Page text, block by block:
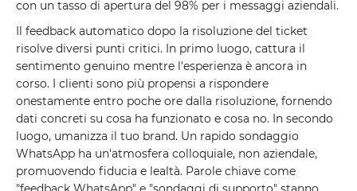
con un tasso di apertura del 98% per i messaggi aziendali.
Il feedback automatico dopo la risoluzione del ticket
risolve diversi punti critici. In primo luogo, cattura il
sentimento genuino mentre l'esperienza è ancora in
corso. I clienti sono più propensi a rispondere
onestamente entro poche ore dalla risoluzione, fornendo
dati concreti su cosa ha funzionato e cosa no. In secondo
luogo, umanizza il tuo brand. Un rapido sondaggio
WhatsApp ha un'atmosfera colloquiale, non aziendale,
promuovendo fiducia e lealtà. Parole chiave come